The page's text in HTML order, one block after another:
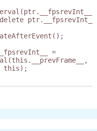
ptr.__fpsrevInt__;
=
this);